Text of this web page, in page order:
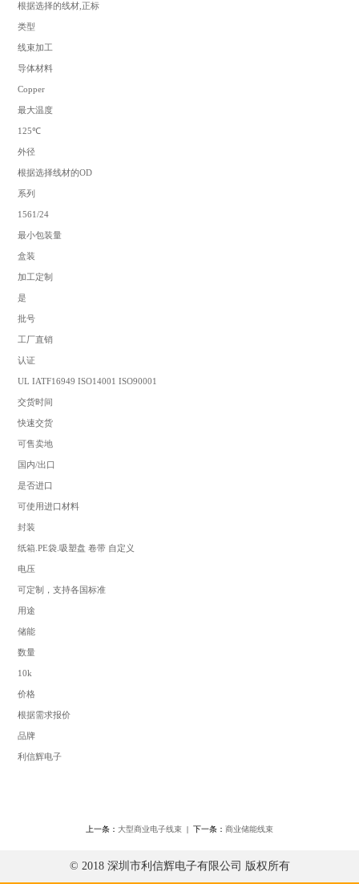
根据选择的线材,正标
类型
线束加工
导体材料
Copper
最大温度
125℃
外径
根据选择线材的OD
系列
1561/24
最小包装量
盒装
加工定制
是
批号
工厂直销
认证
UL IATF16949 ISO14001 ISO90001
交货时间
快速交货
可售卖地
国内/出口
是否进口
可使用进口材料
封装
纸箱.PE袋.吸塑盘 卷带 自定义
电压
可定制，支持各国标准
用途
储能
数量
10k
价格
根据需求报价
品牌
利信辉电子
上一条： 大型商业电子线束 | 下一条： 商业储能线束
© 2018 深圳市利信辉电子有限公司 版权所有